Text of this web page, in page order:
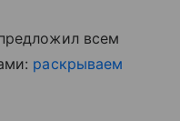
всем
раскрываем